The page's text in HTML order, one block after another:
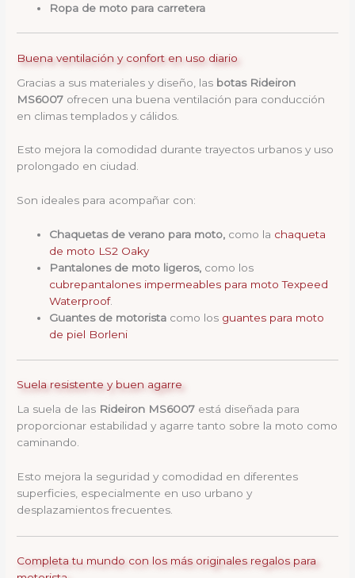
Ropa de moto para carretera
Buena ventilación y confort en uso diario
Gracias a sus materiales y diseño, las botas Rideiron
MS6007 ofrecen una buena ventilación para conducción
en climas templados y cálidos.
Esto mejora la comodidad durante trayectos urbanos y uso
prolongado en ciudad.
Son ideales para acompañar con:
Chaquetas de verano para moto, como la chaqueta
de moto LS2 Oaky
Pantalones de moto ligeros, como los
cubrepantalones impermeables para moto Texpeed
Waterproof.
Guantes de motorista como los guantes para moto
de piel Borleni
Suela resistente y buen agarre
La suela de las Rideiron MS6007 está diseñada para
proporcionar estabilidad y agarre tanto sobre la moto como
caminando.
Esto mejora la seguridad y comodidad en diferentes
superficies, especialmente en uso urbano y
desplazamientos frecuentes.
Completa tu mundo con los más originales regalos para